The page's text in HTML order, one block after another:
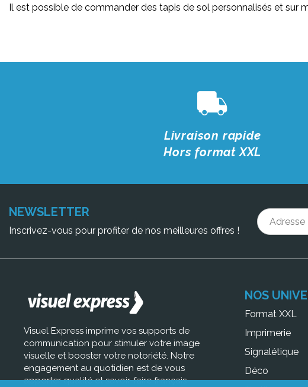
Il est possible de commander des tapis de sol personnalisés et sur
Livraison rapide
Hors format XXL
NEWSLETTER
Inscrivez-vous pour profiter de nos meilleures offres !
Visuel Express imprime vos supports de
communication pour stimuler votre image
visuelle et booster votre notoriété. Notre
engagement au quotidien est de vous
apporter qualité et savoir-faire français
NOS
Format XXL
Imprimerie
Signalétique
Déco